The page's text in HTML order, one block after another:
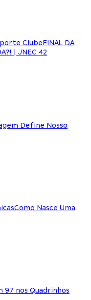
ClubeFINAL DA
| JNEC 42
Define Nosso
Como Nasce Uma
97 nos Quadrinhos